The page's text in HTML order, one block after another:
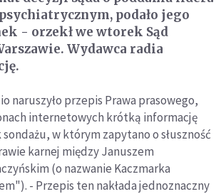
podało jego
- orzekł we wtorek Sąd
Wydawca radia
naruszyło przepis Prawa prasowego,
internetowych krótką informację
w którym zapytano o słuszność
karnej między Januszem
(o nazwanie Kaczmarka
- Przepis ten nakłada jednoznaczny